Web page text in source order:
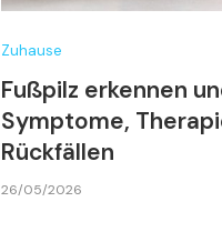
Zuhause
Fußpilz erkennen
Symptome,
Rückfällen
26/05/2026